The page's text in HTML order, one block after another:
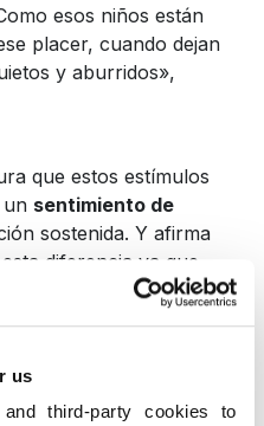
us
third-party cookies to
esos niños están
placer, cuando dejan
y aburridos»,
que estos estímulos
un sentimiento de
sostenida. Y afirma
diferencia ya que
de descubrimiento y
frecuentes e